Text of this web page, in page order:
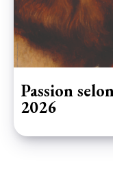
Passion
2026